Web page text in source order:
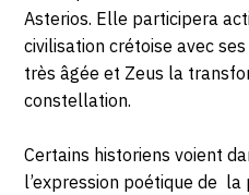
Asterios. Elle participera
civilisation crétoise avec
très âgée et Zeus la
constellation.
Certains historiens voient
l’expression poétique de la